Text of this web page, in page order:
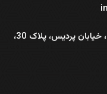
تهران، میدان ونک، خیابان ملاصدرا، خیابان پردیس، پلاک 30،